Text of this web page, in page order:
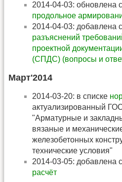
2014-04-03: обновлена
продольное
2014-04-03: добавлена
разъяснений
проектной
(СПДС) (вопросы и
Март'2014
2014-03-20: в списке
актуализированный
"Арматурные и
вязаные и
железобетонных
технические условия"
2014-03-05: добавлена
расчёт